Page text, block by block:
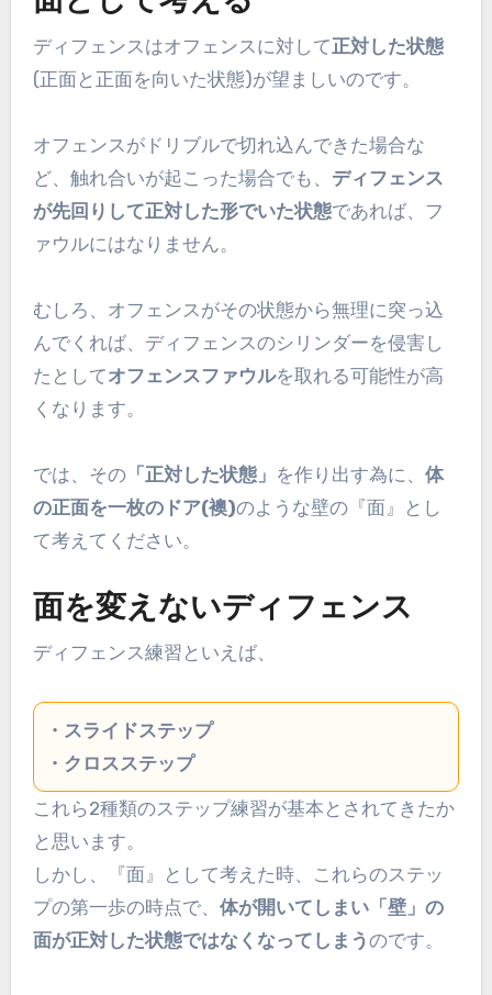
ディフェンスはオフェンスに対して正対した状態
(正面と正面を向いた状態)が望ましいのです。
オフェンスがドリブルで切れ込んできた場合な
ど、触れ合いが起こった場合でも、 ディフェンス
が先回りして正対した形でいた状態であれば、フ
ァウルにはなりません。
むしろ、オフェンスがその状態から無理に突っ込
んでくれば、ディフェンスのシリンダーを侵害し
たとしてオフェンスファウルを取れる可能性が高
くなります。
では、その「正対した状態」 を作り出す為に、 体
の正面を一枚のドア(襖)のような壁の『面』とし
て考えてください。
面を変えないディフェンス
ディフェンス練習といえば、
・スライドステップ
・クロスステップ
これら2種類のステップ練習が基本とされてきたか
と思います。
しかし、『面』として考えた時、これらのステッ
プの第一歩の時点で、 体が開いてしまい「壁」の
面が正対した状態ではなくなってしまうのです。